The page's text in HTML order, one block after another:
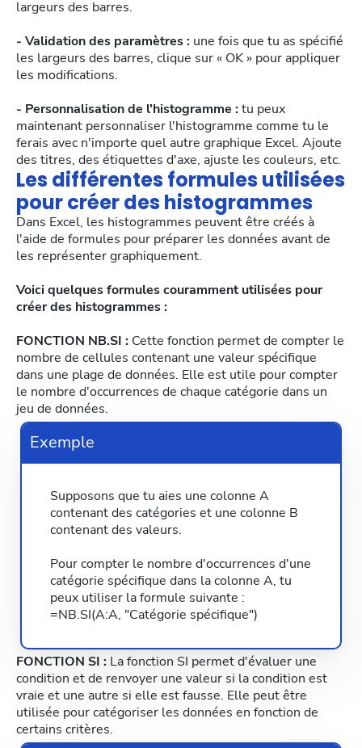
largeurs des barres.
- Validation des paramètres : une fois que tu as spécifié
les largeurs des barres, clique sur « OK » pour appliquer
les modifications.
- Personnalisation de l'histogramme :tu peux
maintenant personnaliser l'histogramme comme tu le
ferais avec n'importe quel autre graphique Excel. Ajoute
des titres, des étiquettes d'axe, ajuste les couleurs, etc.
Les différentes formules utilisées
pour créer des histogrammes
Dans Excel, les histogrammes peuvent être créés à
l'aide de formules pour préparer les données avant de
les représenter graphiquement.
Voici quelques formules couramment utilisées pour
créer des histogrammes :
FONCTION NB.SI : Cette fonction permet de compter le
nombre de cellules contenant une valeur spécifique
dans une plage de données. Elle est utile pour compter
le nombre d'occurrences de chaque catégorie dans un
jeu de données.
Exemple
Supposons que tu aies une colonne A
contenant des catégories et une colonne B
contenant des valeurs.
Pour compter le nombre d'occurrences d'une
catégorie spécifique dans la colonne A, tu
peux utiliser la formule suivante :
=NB.SI(A:A, "Catégorie spécifique")
FONCTION SI : La fonction SI permet d'évaluer une
condition et de renvoyer une valeur si la condition est
vraie et une autre si elle est fausse. Elle peut être
utilisée pour catégoriser les données en fonction de
certains critères.